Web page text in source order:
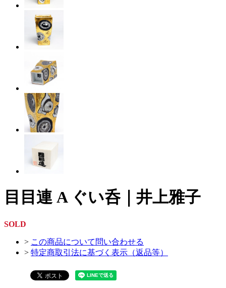
目目連 A ぐい呑｜井上雅子
SOLD
> この商品について問い合わせる
> 特定商取引法に基づく表示（返品等）